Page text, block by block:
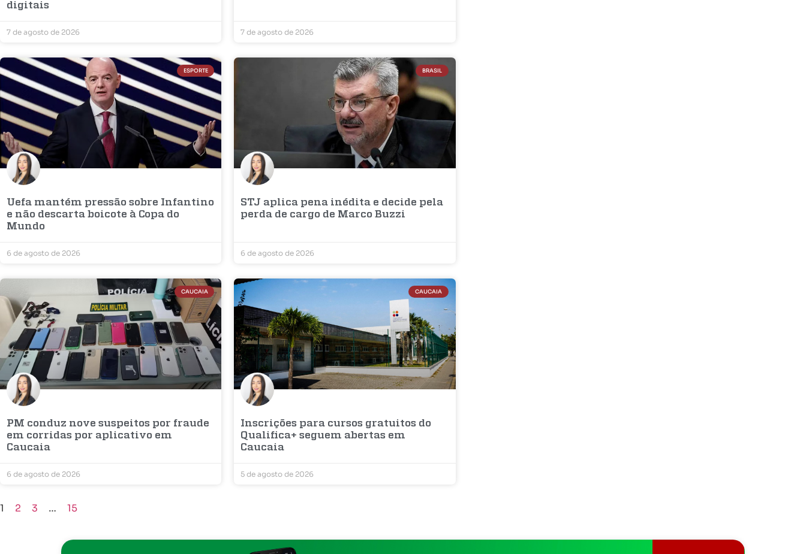
digitais
7 de agosto de 2026 7 de agosto de 2026
ESPORTE
Uefa mantém pressão sobre Infantino
e não descarta boicote à Copa do
Mundo
6 de agosto de 2026
BRASIL
STJ aplica pena inédita e decide pela
perda de cargo de Marco Buzzi
6 de agosto de 2026
CAUCAIA
PM conduz nove suspeitos por fraude
em corridas por aplicativo em
Caucaia
6 de agosto de 2026
CAUCAIA
Inscrições para cursos gratuitos do
Qualifica+ seguem abertas em
Caucaia
5 de agosto de 2026
1 2 3 … 15